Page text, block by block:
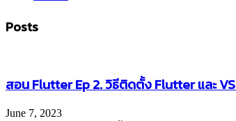
Posts
สอน Flutter Ep 2. วิธีติดตั้ง Flutter และ
June 7, 2023